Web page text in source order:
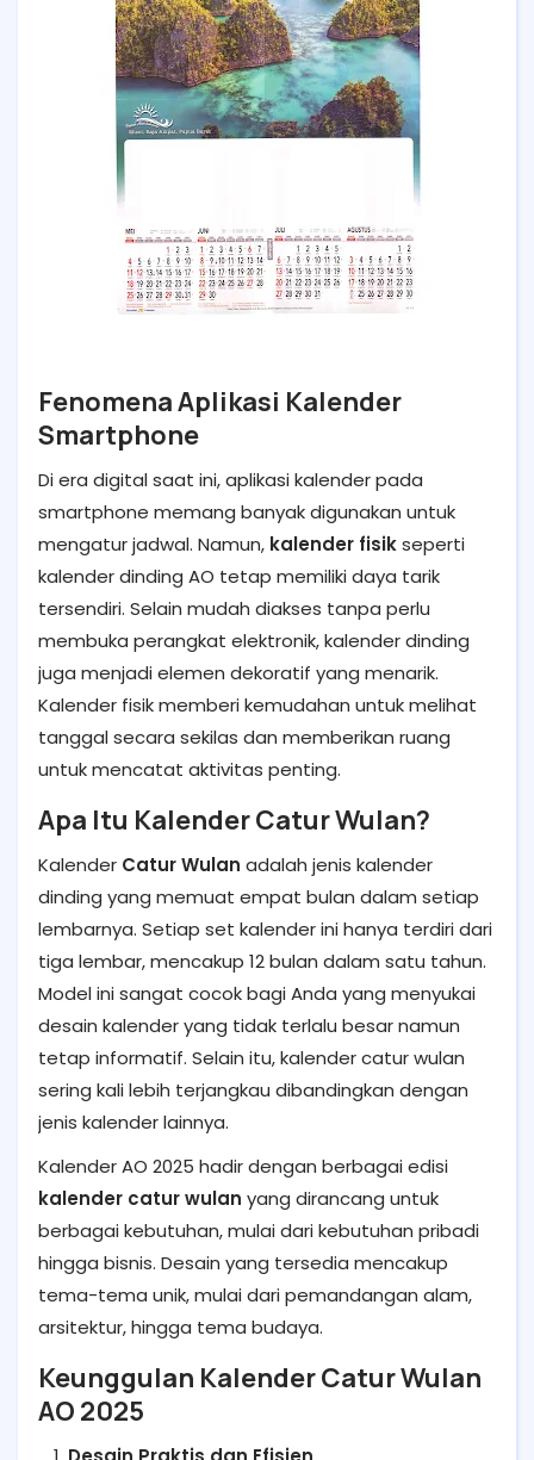
Fenomena Aplikasi Kalender
Smartphone
Di era digital saat ini, aplikasi kalender pada
smartphone memang banyak digunakan untuk
mengatur jadwal. Namun, kalender fisikseperti
kalender dinding AO tetap memiliki daya tarik
tersendiri. Selain mudah diakses tanpa perlu
membuka perangkat elektronik, kalender dinding
juga menjadi elemen dekoratif yang menarik.
Kalender fisik memberi kemudahan untuk melihat
tanggal secara sekilas dan memberikan ruang
untuk mencatat aktivitas penting.
Apa Itu Kalender Catur Wulan?
Kalender Catur Wulan adalah jenis kalender
dinding yang memuat empat bulan dalam setiap
lembarnya. Setiap set kalender ini hanya terdiri dari
tiga lembar, mencakup 12 bulan dalam satu tahun.
Model ini sangat cocok bagi Anda yang menyukai
desain kalender yang tidak terlalu besar namun
tetap informatif. Selain itu, kalender catur wulan
sering kali lebih terjangkau dibandingkan dengan
jenis kalender lainnya.
Kalender AO 2025 hadir dengan berbagai edisi
kalender catur wulan yang dirancang untuk
berbagai kebutuhan, mulai dari kebutuhan pribadi
hingga bisnis. Desain yang tersedia mencakup
tema-tema unik, mulai dari pemandangan alam,
arsitektur, hingga tema budaya.
Keunggulan Kalender Catur Wulan
AO 2025